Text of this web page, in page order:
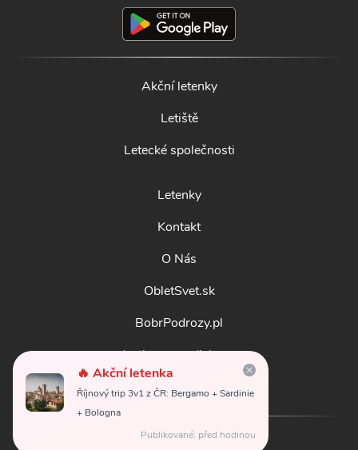
🔥 Akční letenka
Říjnový trip 3v1 z ČR: Bergamo + Sardinie
+ Bologna
Publikované: před hodinou
Akční letenky
Letiště
Letecké společnosti
Letenky
Kontakt
O Nás
ObletSvet.sk
BobrPodrozy.pl
destinosmundiales.es
guidadestinazioni.it
© 2026obletsvet.cz